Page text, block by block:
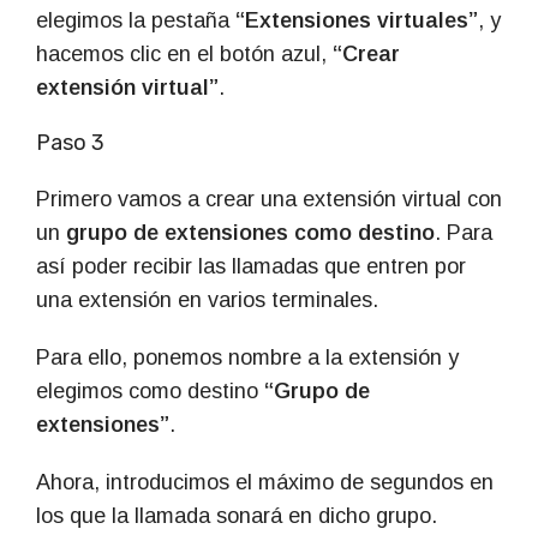
elegimos la pestaña “Extensiones virtuales”, y
hacemos clic en el botón azul, “Crear
extensión virtual”.
Paso 3
Primero vamos a crear una extensión virtual con
un grupo de extensiones como destino. Para
así poder recibir las llamadas que entren por
una extensión en varios terminales.
Para ello, ponemos nombre a la extensión y
elegimos como destino “Grupo de
extensiones”.
Ahora, introducimos el máximo de segundos en
los que la llamada sonará en dicho grupo.